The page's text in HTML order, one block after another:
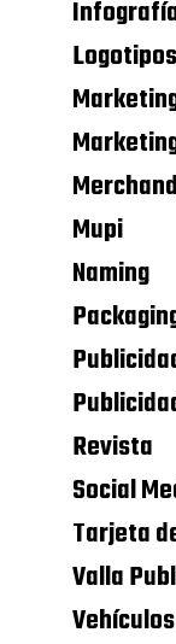
Logotipos
Mupi
Naming
Revista
Social
Tarjeta
Valla